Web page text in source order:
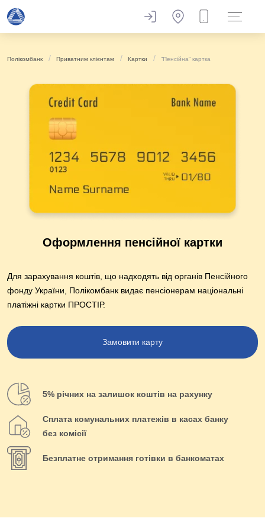
Полікомбанк Приватним клієнтам Картки “Пенсійна” картка
Оформлення пенсійної картки
Для зарахування коштів, що надходять від органів Пенсійного
фонду України, Полікомбанк видає пенсіонерам національні
платіжні картки ПРОСТІР.
Замовити карту
5% річних на залишок коштів на рахунку
Сплата комунальних платежів в касах банку
без комісії
Безплатне отримання готівки в банкоматах